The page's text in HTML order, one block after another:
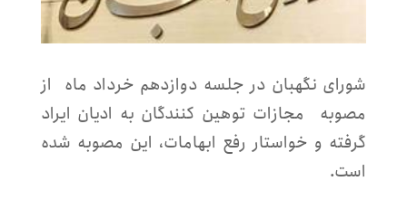
شورای نگهبان در جلسه دوازدهم خرداد ماه از
مصوبه مجازات توهین کنندگان به ادیان ایراد
گرفته و خواستار رفع ابهامات، این مصوبه شده
است.